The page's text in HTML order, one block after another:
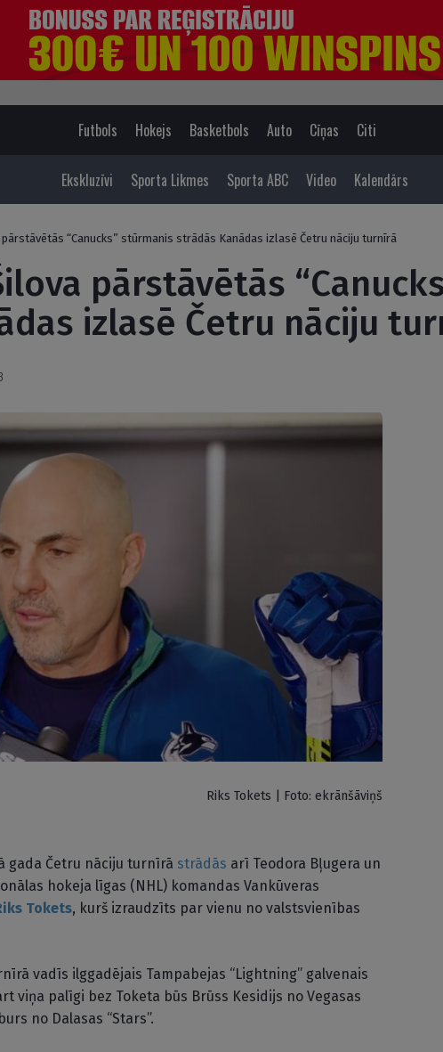
Futbols Hokejs Basketbols Auto Cīņas Citi
Ekskluzīvi Sporta Likmes Sporta ABC Video Kalendārs
“Canucks” stūrmanis strādās Kanādas izlasē Četru nāciju turnīrā
pārstāvētās
izlasē Četru nāciju
Riks Tokets | Foto: ekrānšāviņš
gada Četru nāciju turnīrā strādās arī Teodora Bļugera un
hokeja līgas (NHL) komandas Vankūveras
Tokets, kurš izraudzīts par vienu no valstsvienības
vadīs ilggadējais Tampabejas “Lightning” galvenais
viņa palīgi bez Toketa būs Brūss Kesidijs no Vegasas
no Dalasas “Stars”.